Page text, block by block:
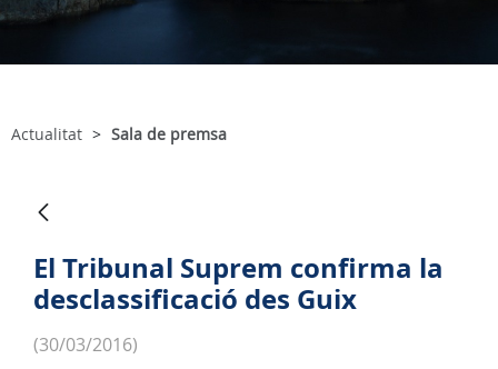
Actualitat Sala de premsa
El Tribunal Suprem confirma la
desclassificació des Guix
(30/03/2016)